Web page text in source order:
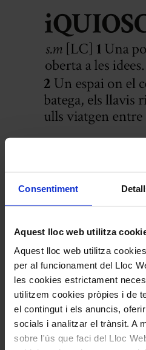
Consentiment
Aquest lloc web utilitza
Aquest lloc web utilitza
per al funcionament del Lloc
les cookies estrictament
utilitzem cookies pròpies i de
el contingut i els anuncis,
socials i analitzar el trànsit. A
sobre l'ús que faci del Lloc
Compártelo en Facebook
Compártelo per Email
Compártelo per Whatsapp
Deixa un comentari
L'adreça electrònica no es publicarà.
marcats amb*
*